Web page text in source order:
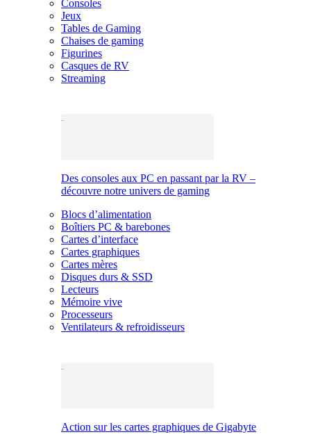
Consoles
Jeux
Tables de Gaming
Chaises de gaming
Figurines
Casques de RV
Streaming
Des consoles aux PC en passant par la RV –
découvre notre univers de gaming
Blocs d’alimentation
Boîtiers PC & barebones
Cartes d’interface
Cartes graphiques
Cartes mères
Disques durs & SSD
Lecteurs
Mémoire vive
Processeurs
Ventilateurs & refroidisseurs
Action sur les cartes graphiques de Gigabyte